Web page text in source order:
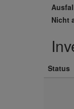
Nicht
Status